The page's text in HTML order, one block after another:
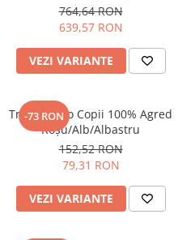
764,64 RON
639,57 RON
VEZI VARIANTE
-73 RON
Tricou Moto Copii 100% Agred
Roșu/Alb/Albastru
152,52 RON
79,31 RON
VEZI VARIANTE